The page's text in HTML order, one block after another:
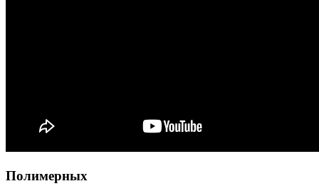
Полимерных